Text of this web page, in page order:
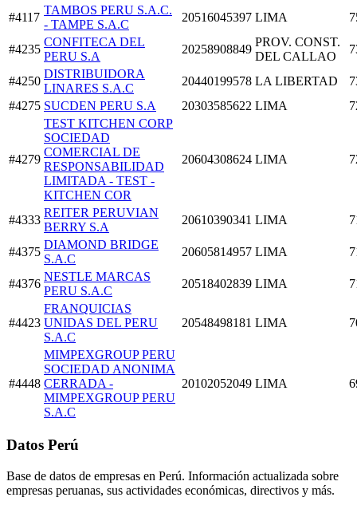
#4117
TAMBOS PERU S.A.C.
- TAMPE S.A.C
20516045397 LIMA
#4235
CONFITECA DEL
PERU S.A
20258908849
PROV. CONST.
DEL CALLAO
#4250
DISTRIBUIDORA
LINARES S.A.C
20440199578 LA LIBERTAD
#4275 SUCDEN PERU S.A 20303585622 LIMA
#4279
TEST KITCHEN CORP
SOCIEDAD
COMERCIAL DE
RESPONSABILIDAD
LIMITADA - TEST -
KITCHEN COR
20604308624 LIMA
#4333
REITER PERUVIAN
BERRY S.A
20610390341 LIMA
#4375
DIAMOND BRIDGE
S.A.C
20605814957 LIMA
#4376
NESTLE MARCAS
PERU S.A.C
20518402839 LIMA
#4423
FRANQUICIAS
UNIDAS DEL PERU
S.A.C
20548498181 LIMA
#4448
MIMPEXGROUP PERU
SOCIEDAD ANONIMA
CERRADA -
MIMPEXGROUP PERU
S.A.C
20102052049 LIMA
Datos Perú
Base de datos de empresas en Perú. Información actualizada sobre
empresas peruanas, sus actividades económicas, directivos y más.